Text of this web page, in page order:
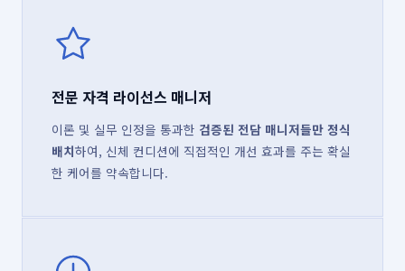
전문 자격 라이선스 매니저
이론 및 실무 인정을 통과한 검증된 전담 매니저들만 정식
배치하여, 신체 컨디션에 직접적인 개선 효과를 주는 확실
한 케어를 약속합니다.